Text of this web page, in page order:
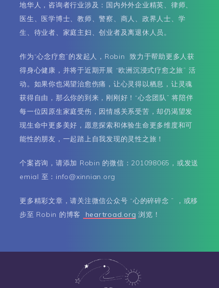
地华人，咨询者行业涉及：国内外外企业精英、律师、
医生、医学博士、教师、警察、商人、政界人士、学
生、待业者、家庭主妇、创业者及离退休人员。
作为“心念疗愈”的发起人，Robin 致力于帮助更多人获
得身心健康，并将于近期开展 “欧洲沉浸式疗愈之旅” 活
动。如果你也渴望治愈伤痛，让心灵得以栖息，让灵魂
获得自由，那么你的到来，刚刚好！“心念团队” 将陪伴
每一位因原生家庭受伤，因情感关系受苦，却仍渴望发
现生命中更多美好，愿意探索和体验生命更多维度和可
能性的朋友，一起踏上自我发现的灵性之旅！
个案咨询，请添加 Robin 的微信：201098065，或发送
emial 至：info@xinnian.org
更多精彩文章，请关注微信公众号 “心的碎碎念 ” ，或移
步至 Robin 的博客
heartroad.org 浏览！